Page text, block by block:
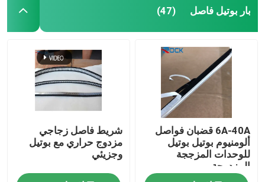
بار بوتيل فاصل (47)
6A-40A قضبان فواصل
ألومنيوم بوتيل بوتيل
للوحدات المزججة
المزدوجة
شريط فاصل زجاجي
مزدوج حراري مع بوتيل
وجزيئي